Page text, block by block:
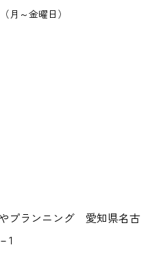
月～金曜日）
プランニング 愛知県名古
1